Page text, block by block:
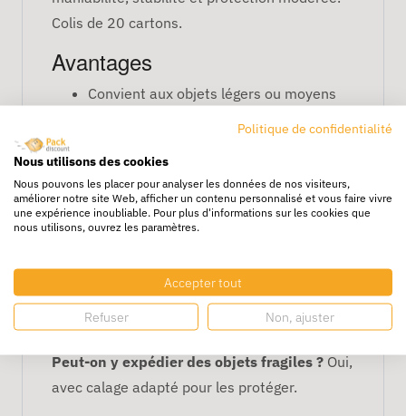
Colis de 20 cartons.
Avantages
Convient aux objets légers ou moyens
Recyclable et économique
Caractéristiques
Simple cannelure
Idéale pour transport et stockage léger
FAQ
Peut-on y expédier des objets fragiles ? Oui,
avec calage adapté pour les protéger.
Politique de confidentialité
Nous utilisons des cookies
Nous pouvons les placer pour analyser les données de nos visiteurs,
améliorer notre site Web, afficher un contenu personnalisé et vous faire vivre
une expérience inoubliable. Pour plus d'informations sur les cookies que
nous utilisons, ouvrez les paramètres.
Accepter tout
Refuser Non, ajuster